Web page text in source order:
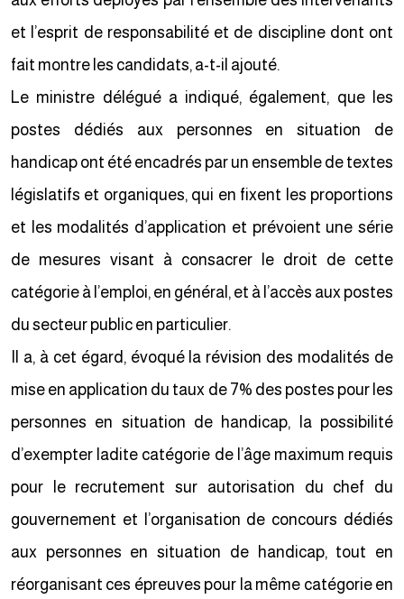
et l’esprit de responsabilité et de discipline dont ont
fait montre les candidats, a-t-il ajouté.
Le ministre délégué a indiqué, également, que les
postes dédiés aux personnes en situation de
handicap ont été encadrés par un ensemble de textes
législatifs et organiques, qui en fixent les proportions
et les modalités d’application et prévoient une série
de mesures visant à consacrer le droit de cette
catégorie à l’emploi, en général, et à l’accès aux postes
du secteur public en particulier.
Il a, à cet égard, évoqué la révision des modalités de
mise en application du taux de 7% des postes pour les
personnes en situation de handicap, la possibilité
d’exempter ladite catégorie de l’âge maximum requis
pour le recrutement sur autorisation du chef du
gouvernement et l’organisation de concours dédiés
aux personnes en situation de handicap, tout en
réorganisant ces épreuves pour la même catégorie en